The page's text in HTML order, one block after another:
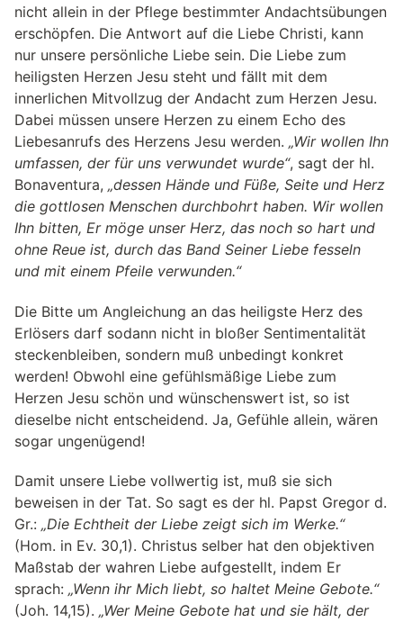
nicht allein in der Pflege bestimmter Andachtsübungen
erschöpfen. Die Antwort auf die Liebe Christi, kann
nur unsere persönliche Liebe sein. Die Liebe zum
heiligsten Herzen Jesu steht und fällt mit dem
innerlichen Mitvollzug der Andacht zum Herzen Jesu.
Dabei müssen unsere Herzen zu einem Echo des
Liebesanrufs des Herzens Jesu werden. „Wir wollen Ihn
umfassen, der für uns verwundet wurde“, sagt der hl.
Bonaventura, „dessen Hände und Füße, Seite und Herz
die gottlosen Menschen durchbohrt haben. Wir wollen
Ihn bitten, Er möge unser Herz, das noch so hart und
ohne Reue ist, durch das Band Seiner Liebe fesseln
und mit einem Pfeile verwunden.“
Die Bitte um Angleichung an das heiligste Herz des
Erlösers darf sodann nicht in bloßer Sentimentalität
steckenbleiben, sondern muß unbedingt konkret
werden! Obwohl eine gefühlsmäßige Liebe zum
Herzen Jesu schön und wünschenswert ist, so ist
dieselbe nicht entscheidend. Ja, Gefühle allein, wären
sogar ungenügend!
Damit unsere Liebe vollwertig ist, muß sie sich
beweisen in der Tat. So sagt es der hl. Papst Gregor d.
Gr.: „Die Echtheit der Liebe zeigt sich im Werke.“
(Hom. in Ev. 30,1). Christus selber hat den objektiven
Maßstab der wahren Liebe aufgestellt, indem Er
sprach: „Wenn ihr Mich liebt, so hal­tet Meine Gebote.“
(Joh. 14,15). „Wer Meine Gebote hat und sie hält, der